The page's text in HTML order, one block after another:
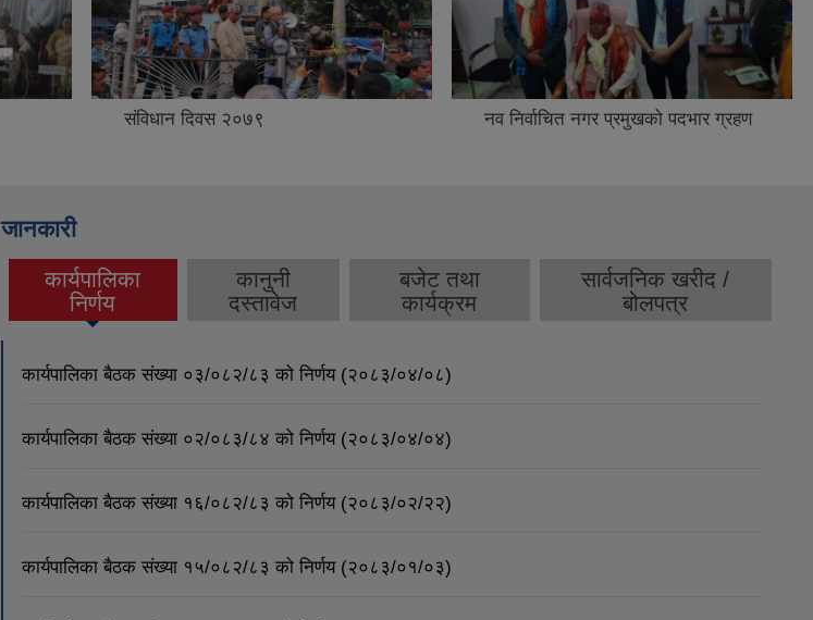
संविधान दिवस २०७९ नव निर्वाचित नगर प्रमुखको पदभार ग्रहण
जानकारी
कार्यपालिका
निर्णय
(active tab)
कानुनी
दस्तावेज
बजेट तथा
कार्यक्रम
सार्वजनिक खरीद /
बोलपत्र
कार्यपालिका बैठक संख्या ०३/०८२/८३ को निर्णय (२०८३/०४/०८)
कार्यपालिका बैठक संख्या ०२/०८३/८४ को निर्णय (२०८३/०४/०४)
कार्यपालिका बैठक संख्या १६/०८२/८३ को निर्णय (२०८३/०२/२२)
कार्यपालिका बैठक संख्या १५/०८२/८३ को निर्णय (२०८३/०१/०३)